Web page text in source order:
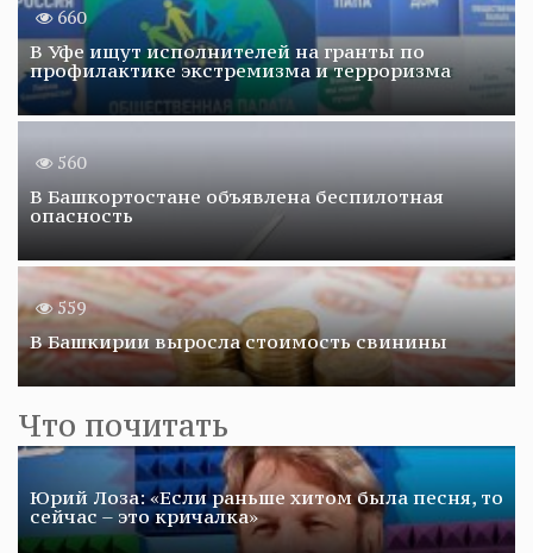
660
В Уфе ищут исполнителей на гранты по
профилактике экстремизма и терроризма
560
В Башкортостане объявлена беспилотная
опасность
559
В Башкирии выросла стоимость свинины
Что почитать
Юрий Лоза: «Если раньше хитом была песня, то
сейчас – это кричалка»